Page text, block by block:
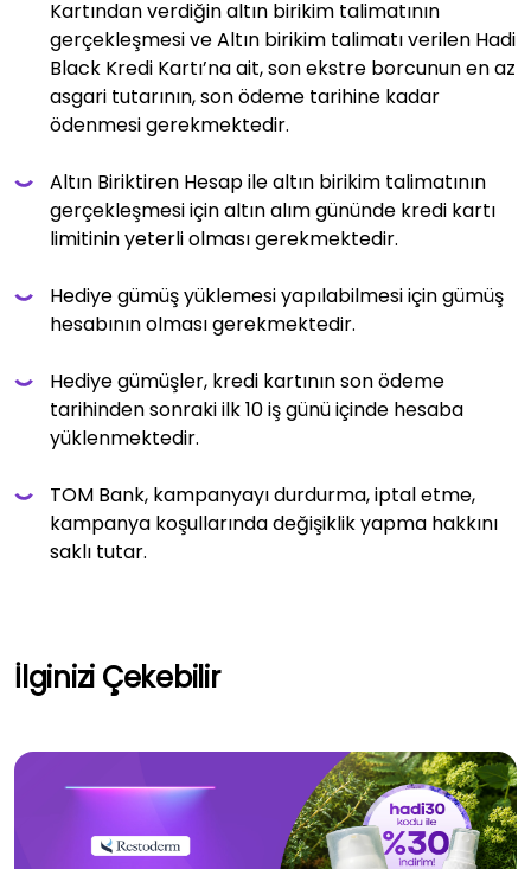
Kartından verdiğin altın birikim talimatının
gerçekleşmesi ve Altın birikim talimatı verilen Hadi
Black Kredi Kartı’na ait, son ekstre borcunun en az
asgari tutarının, son ödeme tarihine kadar
ödenmesi gerekmektedir.
Altın Biriktiren Hesap ile altın birikim talimatının
gerçekleşmesi için altın alım gününde kredi kartı
limitinin yeterli olması gerekmektedir.
Hediye gümüş yüklemesi yapılabilmesi için gümüş
hesabının olması gerekmektedir.
Hediye gümüşler, kredi kartının son ödeme
tarihinden sonraki ilk 10 iş günü içinde hesaba
yüklenmektedir.
TOM Bank, kampanyayı durdurma, iptal etme,
kampanya koşullarında değişiklik yapma hakkını
saklı tutar.
İlginizi Çekebilir